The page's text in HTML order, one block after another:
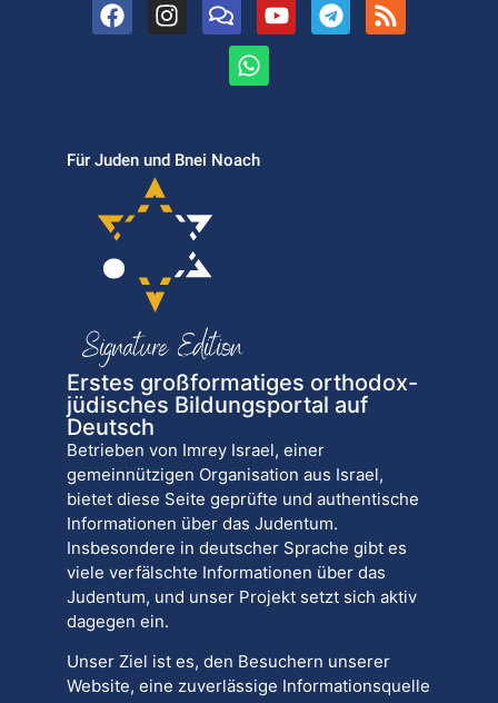
Für Juden und Bnei Noach
Erstes großformatiges orthodox-
jüdisches Bildungsportal auf
Deutsch
Betrieben von Imrey Israel, einer
gemeinnützigen Organisation aus Israel,
bietet diese Seite geprüfte und authentische
Informationen über das Judentum.
Insbesondere in deutscher Sprache gibt es
viele verfälschte Informationen über das
Judentum, und unser Projekt setzt sich aktiv
dagegen ein.
Unser Ziel ist es, den Besuchern unserer
Website, eine zuverlässige Informationsquelle